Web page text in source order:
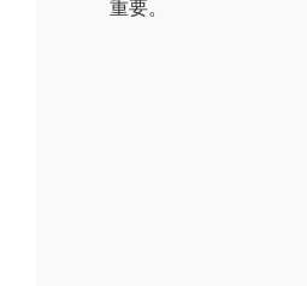
重要。